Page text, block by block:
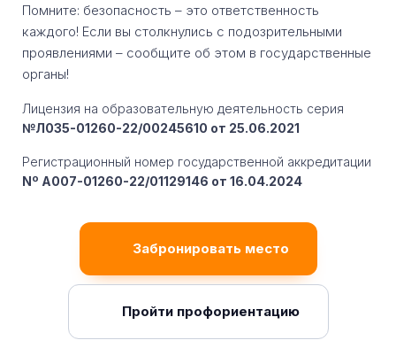
Помните: безопасность – это ответственность
каждого! Если вы столкнулись с подозрительными
проявлениями – сообщите об этом в государственные
органы!
Лицензия на образовательную деятельность серия
№Л035-01260-22/00245610 от 25.06.2021
Регистрационный номер государственной аккредитации
Nº A007-01260-22/01129146 от 16.04.2024
Забронировать место
Пройти профориентацию